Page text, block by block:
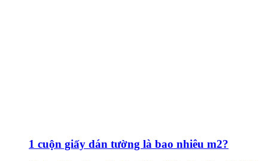
1 cuộn giấy dán tường là bao nhiêu m2?